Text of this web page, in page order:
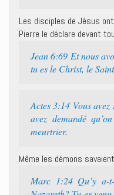
Les disciples de Jésus
Pierre le déclare devant
Jean 6:69 Et nous
tu es le Christ, le
Actes 3:14 Vous
avez demandé
meurtrier.
Même les démons
Marc 1:24 Qu’y a-